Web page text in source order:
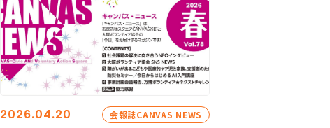
2026.04.20 会報誌CANVAS NEWS